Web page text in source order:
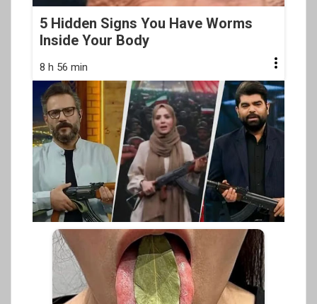
5 Hidden Signs You Have Worms
Inside Your Body
8 h 56 min